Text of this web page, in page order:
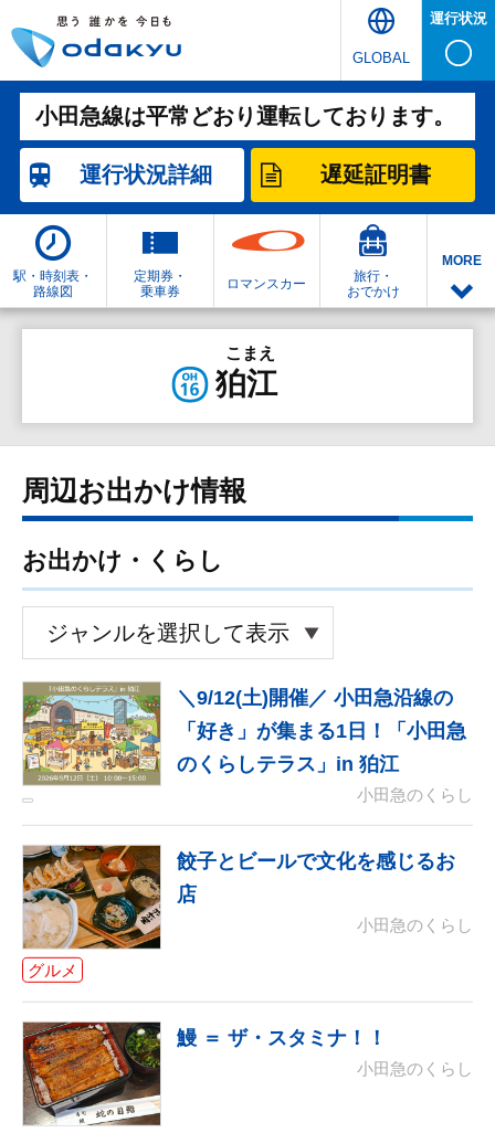
GLOBAL
運行状況
小田急線は平常どおり運転しております。
運行状況詳細 遅延証明書
駅・時刻表・
路線図
定期券・
乗車券
ロマンスカー
旅行・
おでかけ
MORE
こまえ
狛江
周辺お出かけ情報
お出かけ・くらし
＼9/12(土)開催／ 小田急沿線の
「好き」が集まる1日！「小田急
のくらしテラス」in 狛江
小田急のくらし
グルメ
餃子とビールで文化を感じるお
店
小田急のくらし
鰻 ＝ ザ・スタミナ！！
小田急のくらし